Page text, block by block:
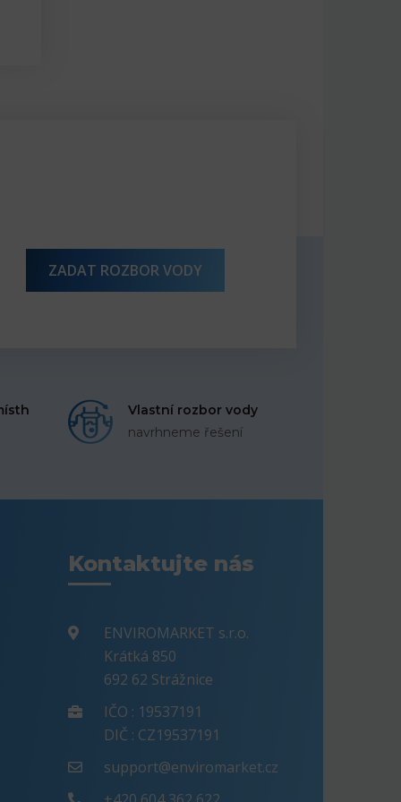
ZADAT ROZBOR VODY
Vlastní rozbor vody
navrhneme řešení
Kontaktujte nás
ENVIROMARKET s.r.o.
Krátká 850
692 62 Strážnice
IČO : 19537191
DIČ : CZ19537191
support@enviromarket.cz